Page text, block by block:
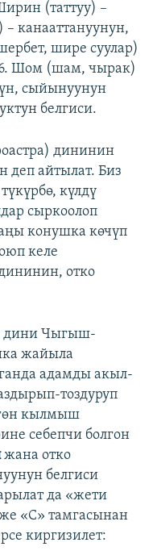
(таттуу) –
канааттануунун,
шире суулар)
6. Шом (шам, чырак)
сыйынуунун
белгиси.
дининин
деп айтылат. Биз
күлдү
сыркоолоп
конушка көчүп
келе
отко
дини Чыгыш-
жайыла
адамды акыл-
тоздуруп
кылмыш
себепчи болгон
жана отко
белгиси
да «жети
«С» тамгасынан
киргизилет: